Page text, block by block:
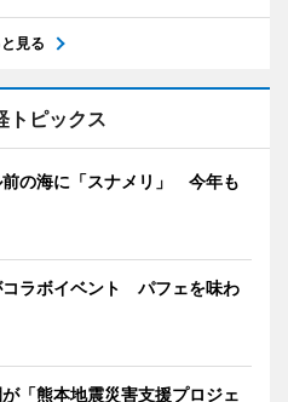
見る
トピックス
の海に「スナメリ」 今年も
コラボイベント パフェを味わ
「熊本地震災害支援プロジェ